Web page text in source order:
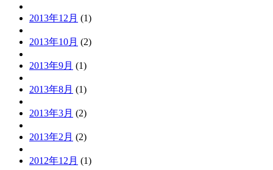
2013年12月 (1)
2013年10月 (2)
2013年9月 (1)
2013年8月 (1)
2013年3月 (2)
2013年2月 (2)
2012年12月 (1)